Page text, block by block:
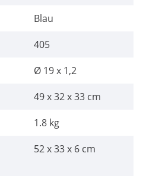
Blau
405
Ø 19 x 1,2
49 x 32 x 33 cm
1.8 kg
52 x 33 x 6 cm